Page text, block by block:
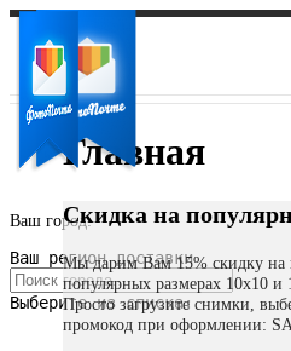
Ваш город:
Ваш регион доставки
Выберите из списка:
Главная
Скидка на
Мы дарим Вам 15% скидку на
популярных размерах 10х10 и
Просто загрузите снимки,
промокод при оформлении: